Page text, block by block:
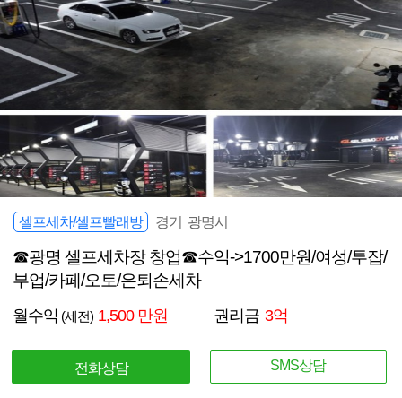
셀프세차/셀프빨래방 경기 광명시
☎광명 셀프세차장 창업☎수익->1700만원/여성/투잡/
부업/카페/오토/은퇴손세차
월수익 (세전) 1,500 만원 권리금 3억
전화상담 SMS상담